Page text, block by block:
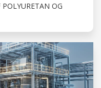
POLYURETAN OG